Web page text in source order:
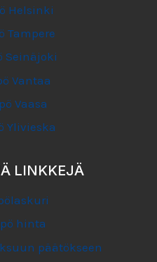
Helsinki
Tampere
Seinäjoki
Vantaa
Vaasa
Ylivieska
LINKKEJÄ
hinta
päätökseen